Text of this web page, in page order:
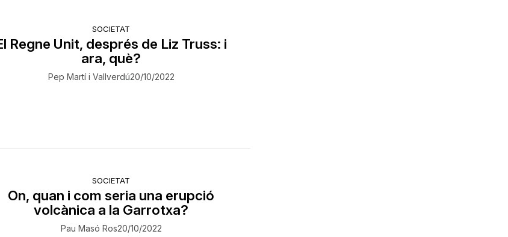
SOCIETAT
Regne Unit, després de Liz Truss: i
ara, què?
Pep Martí i Vallverdú20/10/2022
SOCIETAT
​On, quan i com seria una erupció
volcànica a la Garrotxa?
Pau Masó Ros20/10/2022